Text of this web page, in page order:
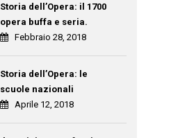
Storia dell’Opera: il 1700
opera buffa e seria.
Febbraio 28, 2018
Storia dell’Opera: le
scuole nazionali
Aprile 12, 2018